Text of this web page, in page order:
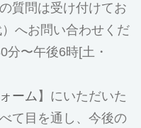
質問は受け付けてお
へお問い合わせくだ
分〜午後6時[土・
ーム】にいただいた
て目を通し、今後の